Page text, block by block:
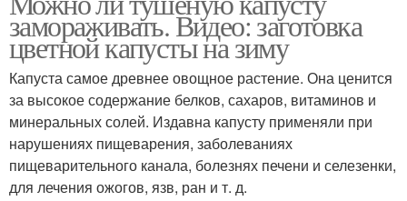
замораживать. Видео: заготовка
цветной капусты на зиму
Капуста самое древнее овощное растение. Она ценится
за высокое содержание белков, сахаров, витаминов и
минеральных солей. Издавна капусту применяли при
нарушениях пищеварения, заболеваниях
пищеварительного канала, болезнях печени и селезенки,
для лечения ожогов, язв, ран и т. д.